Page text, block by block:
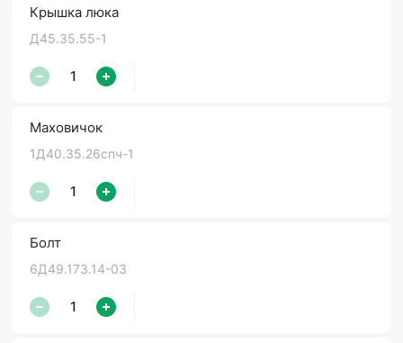
Крышка люка
Д45.35.55-1
Маховичок
1Д40.35.26спч-1
Болт
6Д49.173.14-03